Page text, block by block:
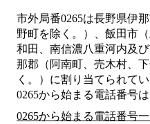
市外局番0265は長野県伊
野町を除く。）、飯田市
和田、南信濃八重河内及
那郡（阿南町、売木村、
く。） に割り当てられて
0265から始まる電話番号
0265から始まる電話番号